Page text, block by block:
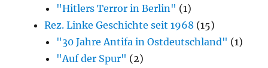
"Hitlers Terror in Berlin" (1)
Rez. Linke Geschichte seit 1968 (15)
"30 Jahre Antifa in Ostdeutschland" (1)
"Auf der Spur" (2)